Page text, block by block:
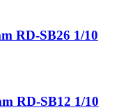
RD-SB26 1/10
RD-SB12 1/10